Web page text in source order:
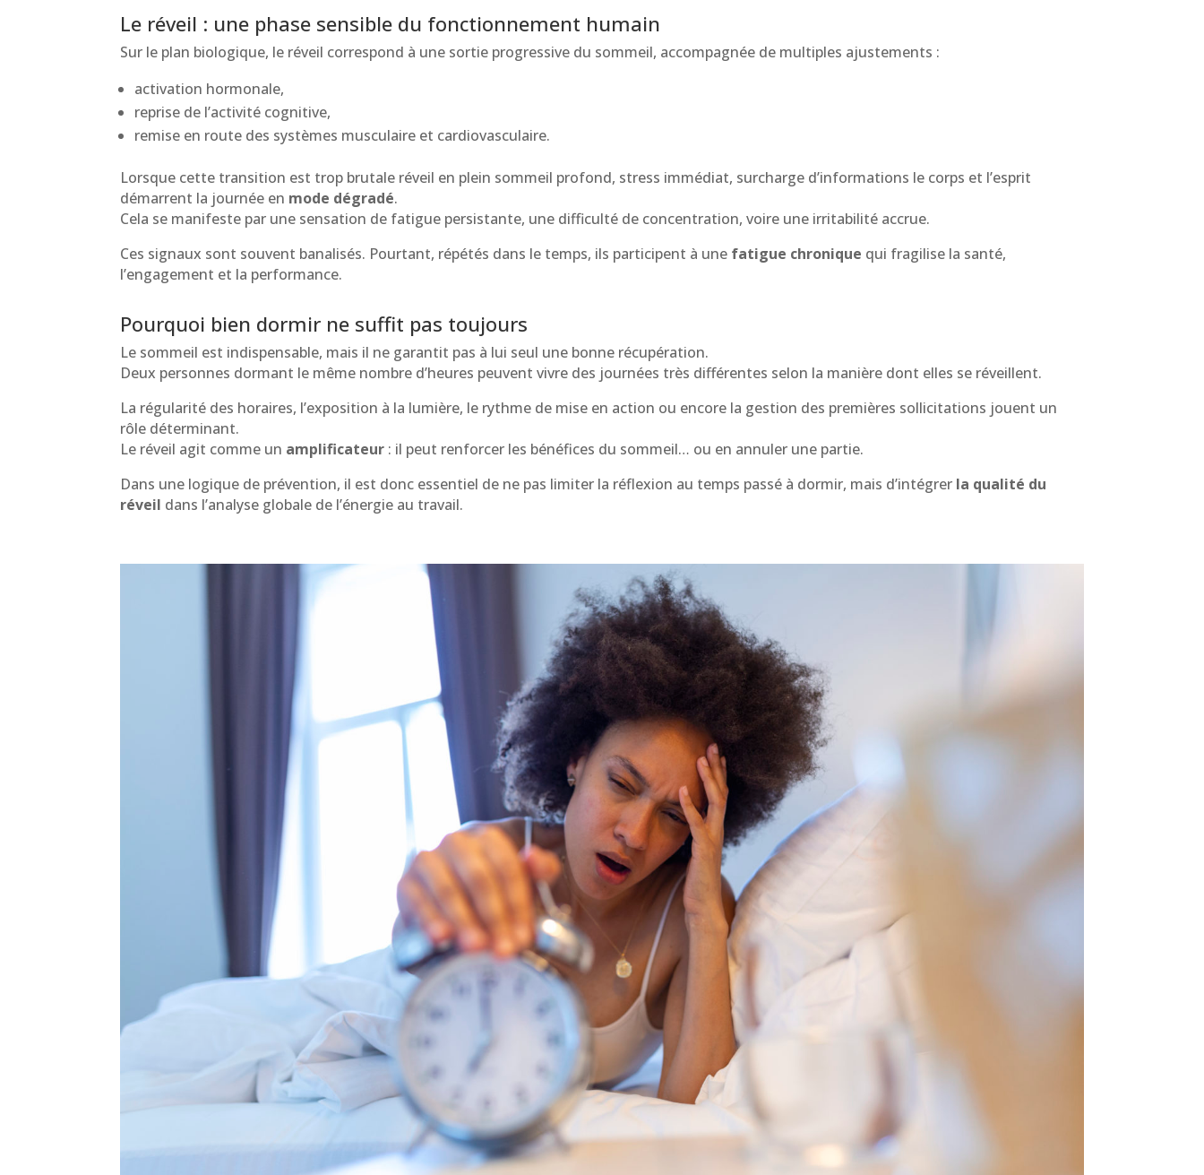
Le réveil : une phase sensible du fonctionnement humain
Sur le plan biologique, le réveil correspond à une sortie progressive du sommeil, accompagnée de multiples ajustements :
activation hormonale,
reprise de l’activité cognitive,
remise en route des systèmes musculaire et cardiovasculaire.
Lorsque cette transition est trop brutale réveil en plein sommeil profond, stress immédiat, surcharge d’informations le corps et l’esprit
démarrent la journée en mode dégradé.
Cela se manifeste par une sensation de fatigue persistante, une difficulté de concentration, voire une irritabilité accrue.
Ces signaux sont souvent banalisés. Pourtant, répétés dans le temps, ils participent à une fatigue chronique qui fragilise la santé,
l’engagement et la performance.
Pourquoi bien dormir ne suffit pas toujours
Le sommeil est indispensable, mais il ne garantit pas à lui seul une bonne récupération.
Deux personnes dormant le même nombre d’heures peuvent vivre des journées très différentes selon la manière dont elles se réveillent.
La régularité des horaires, l’exposition à la lumière, le rythme de mise en action ou encore la gestion des premières sollicitations jouent un
rôle déterminant.
Le réveil agit comme un amplificateur : il peut renforcer les bénéfices du sommeil… ou en annuler une partie.
Dans une logique de prévention, il est donc essentiel de ne pas limiter la réflexion au temps passé à dormir, mais d’intégrer la qualité du
réveil dans l’analyse globale de l’énergie au travail.